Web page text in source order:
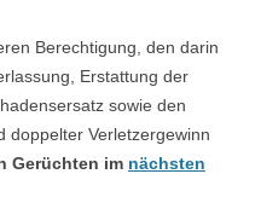
Berechtigung, den darin
Erstattung der
sowie den
doppelter Verletzergewinn
Gerüchten im nächsten